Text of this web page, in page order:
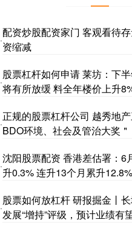
·
配资炒股配资家门 客观看待
资缩减
·
股票杠杆如何申请 莱坊：下
将有所放缓 料全年楼价上升
·
正规的股票杠杆公司 越秀地
BDO环境、社会及管治大奖＂
·
沈阳股票配资 香港差估署：6
升0.3% 连升13个月累升12.8%
·
股票如何放杠杆 研报掘金丨
发展“增持”评级，预计业绩有